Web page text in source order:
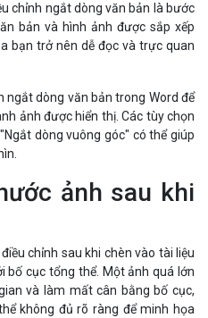
chỉnh ngắt dòng văn bản là bước
bản và hình ảnh được sắp xếp
bạn trở nên dễ đọc và trực quan
ngắt dòng văn bản trong Word để
ảnh được hiển thị. Các tùy chọn
dòng vuông góc" có thể giúp
ảnh sau khi
chỉnh sau khi chèn vào tài liệu
bố cục tổng thể. Một ảnh quá lớn
và làm mất cân bằng bố cục,
không đủ rõ ràng để minh họa